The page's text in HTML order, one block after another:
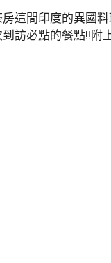
這間印度的異國
訪必點的餐點!!附